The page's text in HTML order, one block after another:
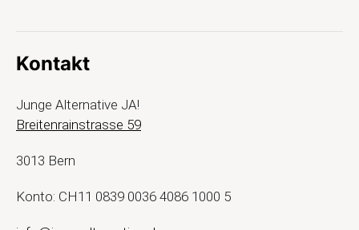
Kontakt
Junge Alternative JA!
Breitenrainstrasse 59
3013 Bern
Konto: CH11 0839 0036 4086 1000 5